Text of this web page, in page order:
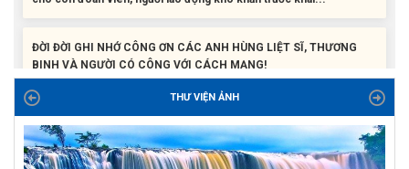
BINH VÀ NGƯỜI CÓ CÔNG VỚI CÁCH MẠNG!
Công đoàn phường Tuy Hòa tổ chức chuỗi hoạt động chào mừng
97 năm ngày thành lập Công đoàn Việt Nam (28/7/1929 –...
THƯ VIỆN ẢNH